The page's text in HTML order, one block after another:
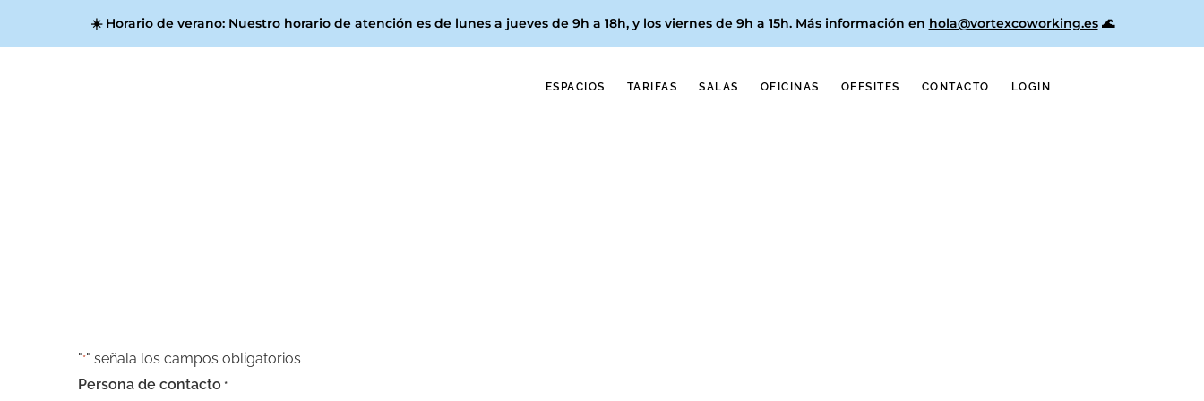
☀️ Horario de verano:Nuestro horario de atención es de lunes a jueves de 9h a 18h, y los viernes de 9h a 15h. Más información en hola@vortexcoworking.es🌊
ESPACIOS TARIFAS SALAS OFICINAS OFFSITES CONTACTO LOGIN
"*" señala los campos obligatorios
Persona de contacto *